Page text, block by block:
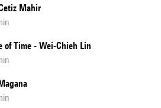
Mahir
of Time - Wei-Chieh Lin